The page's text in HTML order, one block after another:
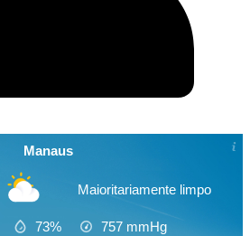
Manaus
Maioritariamente limpo
73% 757 mmHg